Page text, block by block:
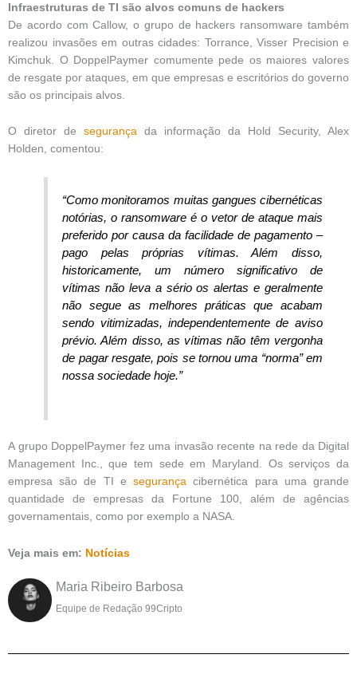
Infraestruturas de TI são alvos comuns de hackers
De acordo com Callow, o grupo de hackers ransomware também
realizou invasões em outras cidades: Torrance, Visser Precision e
Kimchuk. O DoppelPaymer comumente pede os maiores valores
de resgate por ataques, em que empresas e escritórios do governo
são os principais alvos.
O diretor de segurança da informação da Hold Security, Alex
Holden, comentou:
“Como monitoramos muitas gangues cibernéticas
notórias, o ransomware é o vetor de ataque mais
preferido por causa da facilidade de pagamento –
pago pelas próprias vítimas. Além disso,
historicamente, um número significativo de
vítimas não leva a sério os alertas e geralmente
não segue as melhores práticas que acabam
sendo vitimizadas, independentemente de aviso
prévio. Além disso, as vítimas não têm vergonha
de pagar resgate, pois se tornou uma “norma” em
nossa sociedade hoje.”
A grupo DoppelPaymer fez uma invasão recente na rede da Digital
Management Inc., que tem sede em Maryland. Os serviços da
empresa são de TI esegurança cibernética para uma grande
quantidade de empresas da Fortune 100, além de agências
governamentais, como por exemplo a NASA.
Veja mais em: Notícias
Maria Ribeiro Barbosa
Equipe de Redação 99Cripto